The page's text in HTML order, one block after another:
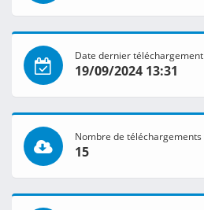
Date dernier téléchargement
19/09/2024 13:31
Nombre de téléchargements
15